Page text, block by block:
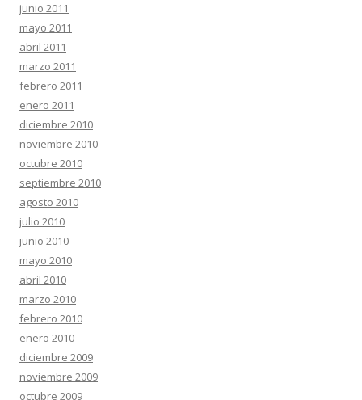
junio 2011
mayo 2011
abril 2011
marzo 2011
febrero 2011
enero 2011
diciembre 2010
noviembre 2010
octubre 2010
septiembre 2010
agosto 2010
julio 2010
junio 2010
mayo 2010
abril 2010
marzo 2010
febrero 2010
enero 2010
diciembre 2009
noviembre 2009
octubre 2009